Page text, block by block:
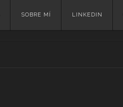
SOBRE MÍ LINKEDIN